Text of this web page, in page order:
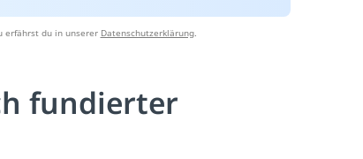
erfährst du in unserer Datenschutzerklärung.
fundierter